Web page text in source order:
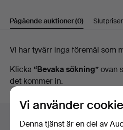
Pågående auktioner(0) Slutpriser
Pågående
auktioner
Vi har tyvärr inga föremål som
Klicka “Bevaka sökning”ovan
det kommer in.
Vi använder
Denna tjänst är en del av